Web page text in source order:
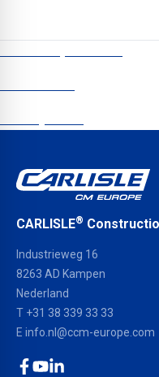
CARLISLE®
Industrieweg 16
8263 AD Kampen
Nederland
T +31 38 339 33 33
E info.nl@ccm-europe.com